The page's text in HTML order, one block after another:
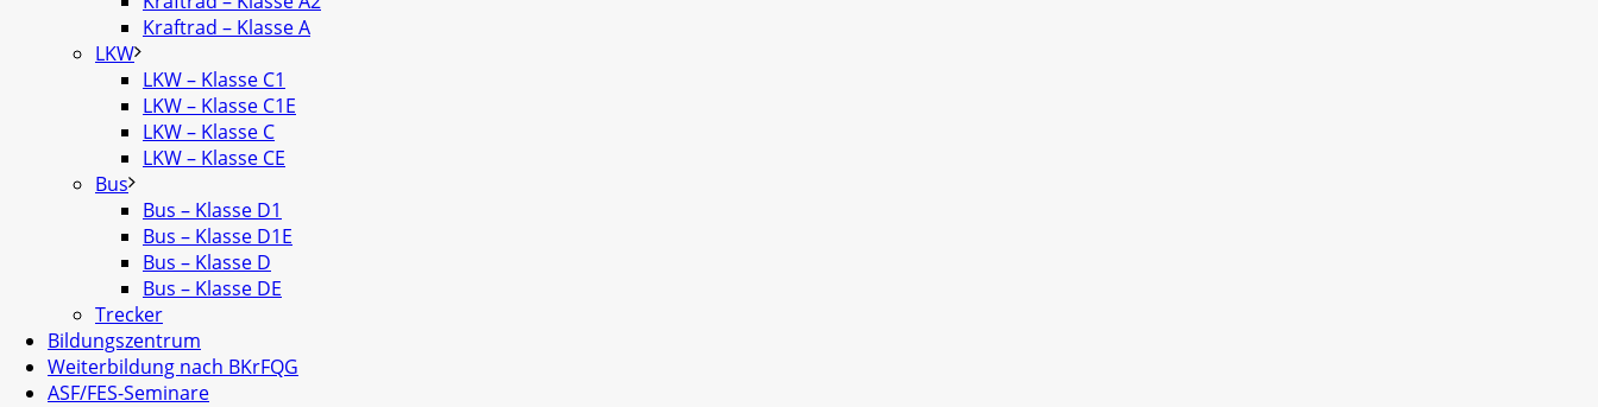
Kraftrad – Klasse A
LKW
LKW – Klasse C1
LKW – Klasse C1E
LKW – Klasse C
LKW – Klasse CE
Bus
Bus – Klasse D1
Bus – Klasse D1E
Bus – Klasse D
Bus – Klasse DE
Trecker
Bildungszentrum
Weiterbildung nach BKrFQG
ASF/FES-Seminare